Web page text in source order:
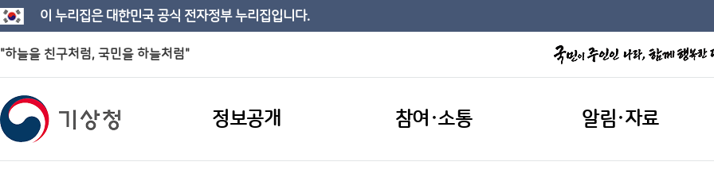
이 누리집은 대한민국 공식 전자정부 누리집입니다.
"하늘을 친구처럼, 국민을 하늘처럼"
정보공개 참여·소통 알림·자료